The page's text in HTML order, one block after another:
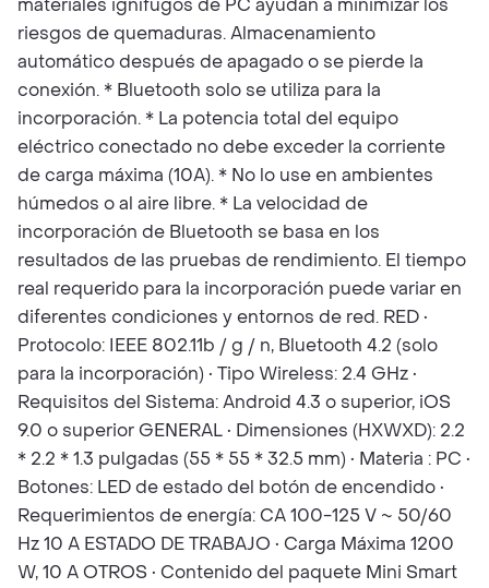
materiales ignífugos de PC ayudan a minimizar los
riesgos de quemaduras. Almacenamiento
automático después de apagado o se pierde la
conexión. * Bluetooth solo se utiliza para la
incorporación. * La potencia total del equipo
eléctrico conectado no debe exceder la corriente
de carga máxima (10A). * No lo use en ambientes
húmedos o al aire libre. * La velocidad de
incorporación de Bluetooth se basa en los
resultados de las pruebas de rendimiento. El tiempo
real requerido para la incorporación puede variar en
diferentes condiciones y entornos de red. RED •
Protocolo: IEEE 802.11b / g / n, Bluetooth 4.2 (solo
para la incorporación) • Tipo Wireless: 2.4 GHz •
Requisitos del Sistema: Android 4.3 o superior, iOS
9.0 o superior GENERAL • Dimensiones (HXWXD): 2.2
* 2.2 * 1.3 pulgadas (55 * 55 * 32.5 mm) • Materia : PC •
Botones: LED de estado del botón de encendido •
Requerimientos de energía: CA 100-125 V ~ 50/60
Hz 10 A ESTADO DE TRABAJO • Carga Máxima 1200
W, 10 A OTROS • Contenido del paquete Mini Smart